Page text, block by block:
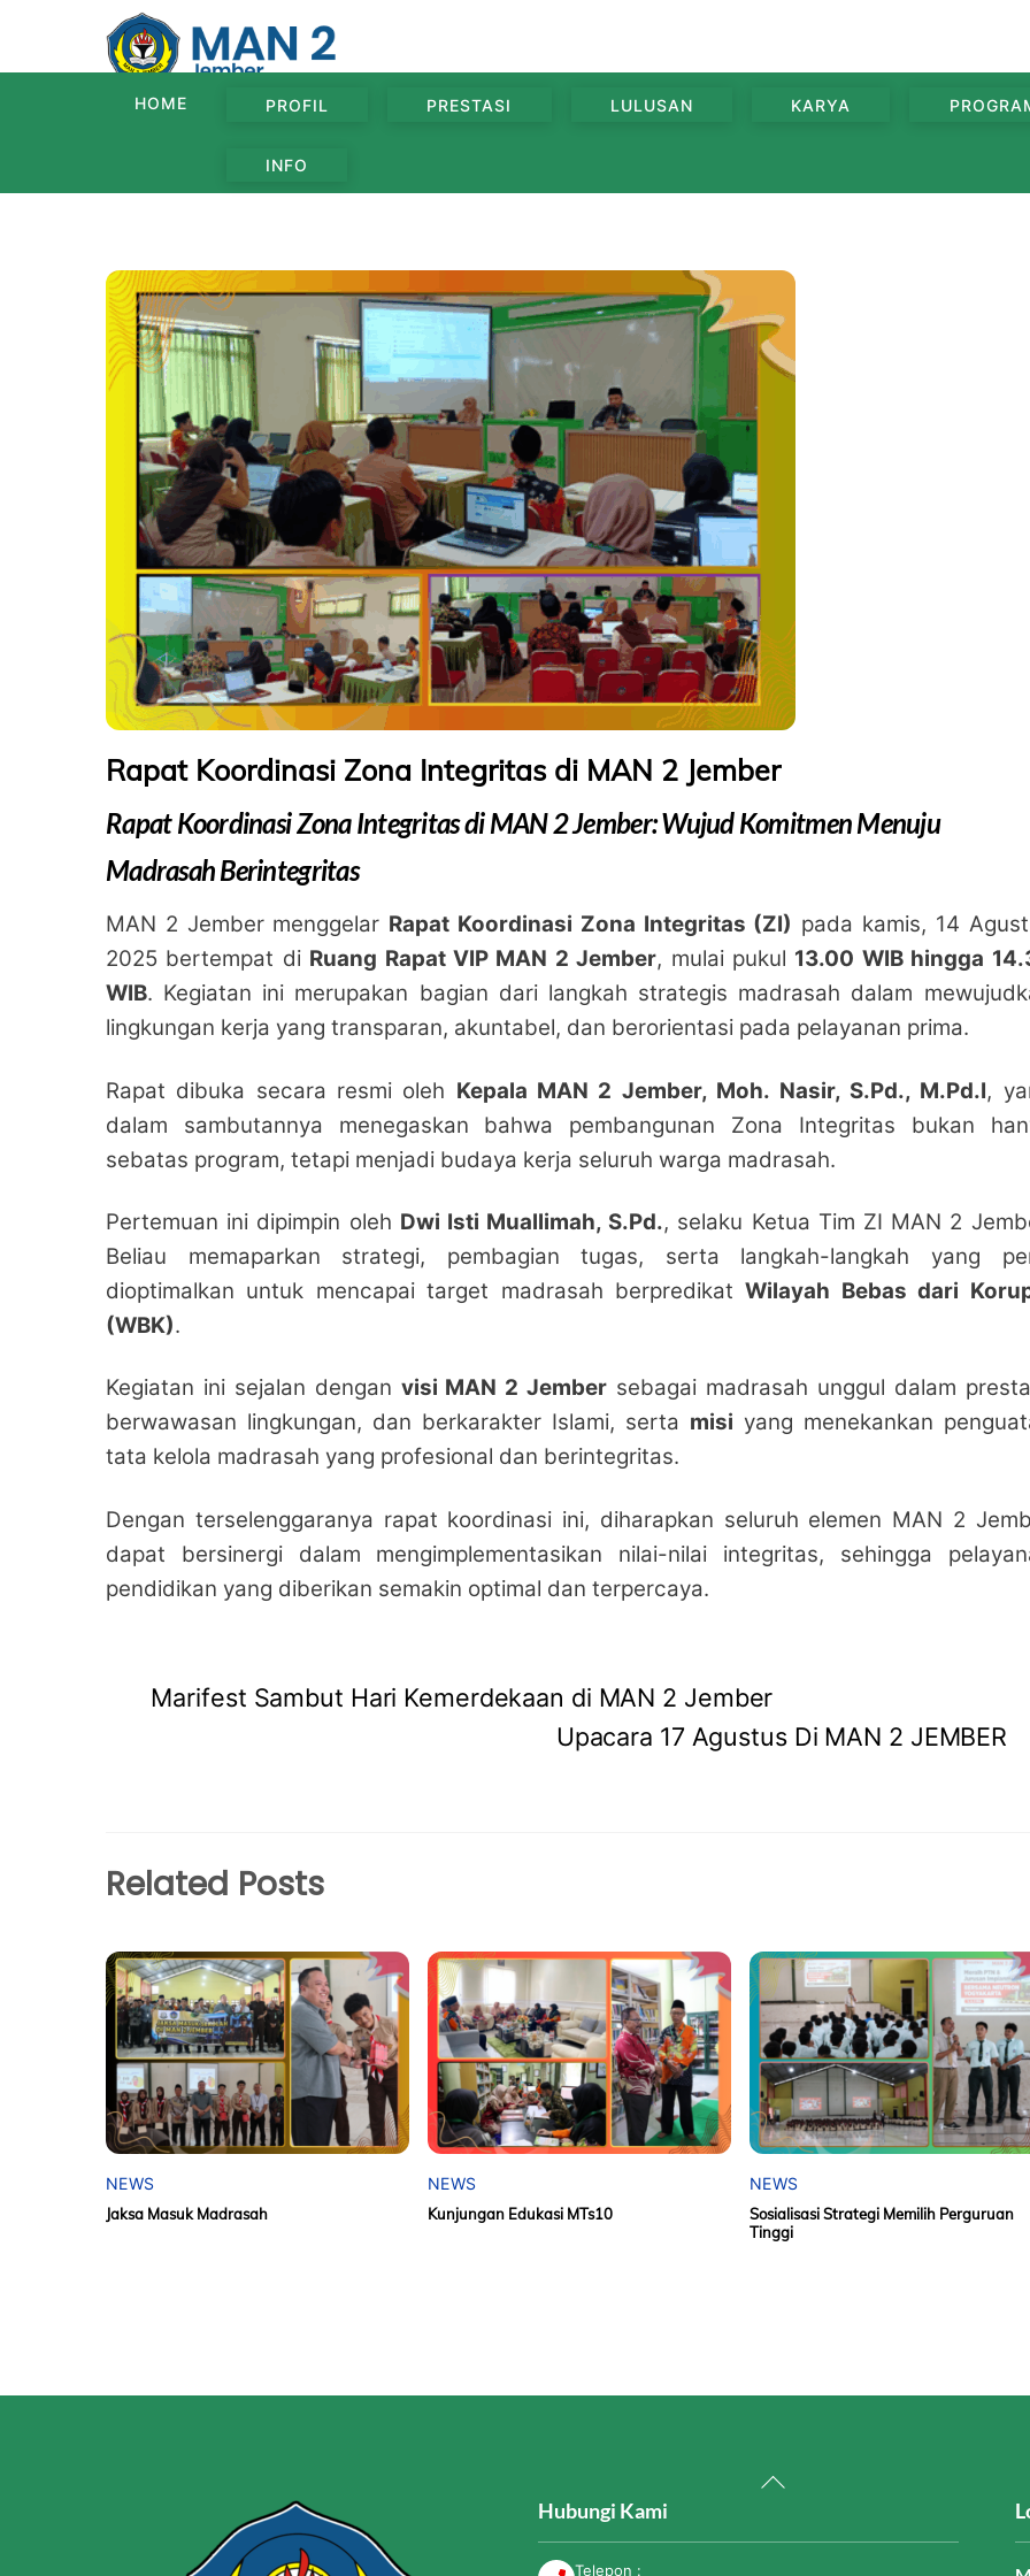
HOME PROFIL PRESTASI LULUSAN KARYA
INFO
Rapat Koordinasi Zona Integritas di MAN 2 Jember
Rapat Koordinasi Zona Integritas di MAN 2 Jember: Wujud Komitmen Menuju
Madrasah Berintegritas
MAN 2 Jember menggelar Rapat Koordinasi Zona Integritas (ZI) pada kamis, 14
2025 bertempat di Ruang Rapat VIP MAN 2 Jember, mulai pukul 13.00 WIB hingga
WIB. Kegiatan ini merupakan bagian dari langkah strategis madrasah dalam
lingkungan kerja yang transparan, akuntabel, dan berorientasi pada pelayanan prima.
Rapat dibuka secara resmi oleh Kepala MAN 2 Jember, Moh. Nasir, S.Pd., M.Pd.I,
dalam sambutannya menegaskan bahwa pembangunan Zona Integritas bukan
sebatas program, tetapi menjadi budaya kerja seluruh warga madrasah.
Pertemuan ini dipimpin oleh Dwi Isti Muallimah, S.Pd., selaku Ketua Tim ZI MAN 2
Beliau memaparkan strategi, pembagian tugas, serta langkah-langkah yang
dioptimalkan untuk mencapai target madrasah berpredikatWilayah Bebas dari
(WBK).
Kegiatan ini sejalan dengan visi MAN 2 Jember sebagai madrasah unggul dalam
berwawasan lingkungan, dan berkarakter Islami, serta misi yang menekankan
tata kelola madrasah yang profesional dan berintegritas.
Dengan terselenggaranya rapat koordinasi ini, diharapkan seluruh elemen MAN 2
dapat bersinergi dalam mengimplementasikan nilai-nilai integritas, sehingga
pendidikan yang diberikan semakin optimal dan terpercaya.
Marifest Sambut Hari Kemerdekaan di MAN 2 Jember
Upacara 17 Agustus Di MAN 2 JEMBER
Related Posts
NEWS
Jaksa Masuk Madrasah
NEWS
Kunjungan Edukasi MTs10
NEWS
Sosialisasi Strategi Memilih Perguruan
Tinggi
Back
To
Hubungi Kami
Telepon :